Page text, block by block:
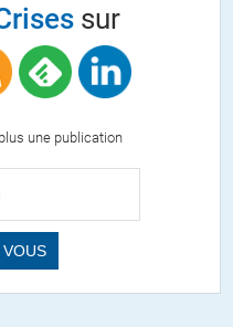
04h44
centrale nucléaire ne peut
de commande pour y mettre le
s’arrêterait
sur
une publication